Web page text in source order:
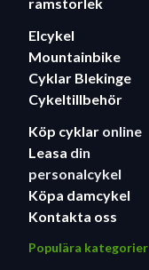
Elcykel
Mountainbike
Cyklar Blekinge
Cykeltillbehör
Köp cyklar online
Leasa din
personalcykel
Köpa damcykel
Kontakta oss
Populära kategorier